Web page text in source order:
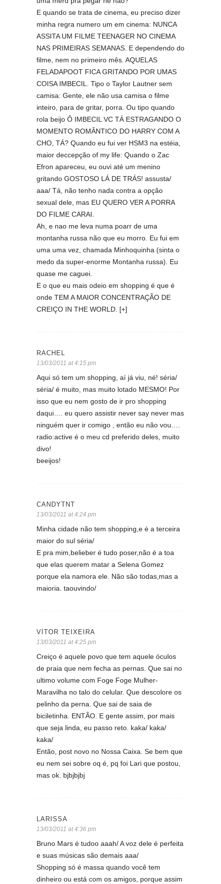
E quando se trata de cinema, eu preciso dizer
minha regra numero um em cinema: NUNCA
ASSITA UM FILME TEENAGER NO CINEMA
NAS PRIMEIRAS SEMANAS. E dependendo do
filme, nem no primeiro mês. AQUELAS
FELADAPOOT FICA GRITANDO POR UMAS
COISA IMBECIL. Tipo o Taylor Lautner sem
camisa: Gente, ele não usa camisa o filme
inteiro, para de gritar, porra. Ou tipo quando
rola beijo Ô IMBECIL VC TÁ ESTRAGANDO O
MOMENTO ROMÂNTICO DO HARRY COM A
CHO, TÁ? Quando eu fui ver HSM3 na estéia,
maior deccepção of my life: Quando o Zac
Efron apareceu, eu ouvi até um menino
gritando GOSTOSO LÁ DE TRÁS! assusta/
aaa/ Tá, não tenho nada contra a opção
sexual dele, mas EU QUERO VER A PORRA
DO FILME CARAI.
Ah, e nao me leva numa poarr de uma
montanha russa não que eu morro. Eu fui em
uma uma vez, chamada Minhoquinha (sinta o
medo da super-enorme Montanha russa). Eu
quase me caguei.
E o que eu mais odeio em shopping é que é
onde TEM A MAIOR CONCENTRAÇÃO DE
CREIÇO IN THE WORLD. [+]
RACHEL
13/03/2011 at 4:15 pm
Aqui só tem um shopping, aí já viu, né! séria/
séria/ é muito, mas muito lotado MESMO! Por
isso que eu nem gosto de ir pro shopping
daqui…. eu quero assistir never say never mas
ninguém quer ir comigo , então eu não vou….
radio:active é o meu cd preferido deles, muito
divo!
beeijos!
CANDYTNT
13/03/2011 at 4:24 pm
Minha cidade não tem shopping,e é a terceira
maior do sul séria/
E pra mim,belieber é tudo poser,não é a toa
que elas querem matar a Selena Gomez
porque ela namora ele. Não são todas,mas a
maioria. taouvindo/
VÍTOR TEIXEIRA
13/03/2011 at 4:25 pm
Creiço é aquele povo que tem aquele óculos
de praia que nem fecha as pernas. Que sai no
ultimo volume com Foge Foge Mulher-
Maravilha no talo do celular. Que descolore os
pelinho da perna. Que sai de saia de
biciletinha. ENTÃO. E gente assim, por mais
que seja linda, eu passo reto. kaka/ kaka/
kaka/
Então, post novo no Nossa Caixa. Se bem que
eu nem sei sobre oq é, pq foi Lari que postou,
mas ok. bjbjbjbj
LARISSA
13/03/2011 at 4:36 pm
Bruno Mars é tudoo aaah/ A voz dele é perfeita
e suas músicas são demais aaa/
Shopping só é massa quando você tem
dinheiro ou está com os amigos, porque assim